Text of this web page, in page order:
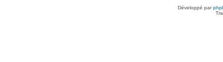
Développé par